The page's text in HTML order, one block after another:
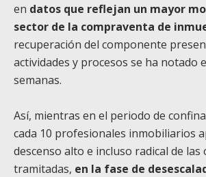
en datos que reflejan un mayor
sector de la compraventa de
recuperación del componente
actividades y procesos se ha notado
semanas.
Así, mientras en el periodo de
cada 10 profesionales inmobiliarios
descenso alto e incluso radical de las
tramitadas, en la fase de